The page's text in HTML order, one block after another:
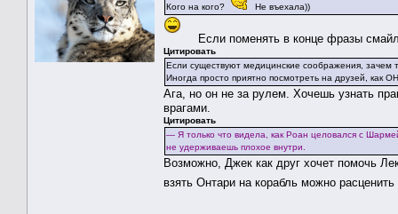
Кого на кого? Не въехала))
Если поменять в конце фразы
Цитировать
Если существуют медицинские соображения, зачем
Иногда просто приятно посмотреть на друзей, как
Ага, но он не за рулем. Хочешь узнать
врагами.
Цитировать
— Я только что видела, как Роан целовался с
не удерживаешь плохое внутри.
Возможно, Джек как друг хочет помочь
взять Онтари на корабль можно